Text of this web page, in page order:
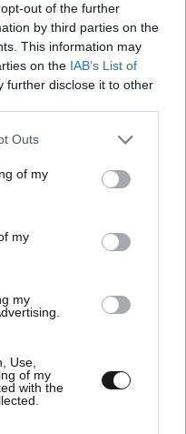
out of the further
by third parties on the
This information may
on the IAB’s List of
further disclose it to other
one or more Google
You may click to
its third-party tags to
in below Google
Outs
of my
my
my
Use,
of my
with the
15·01·2025 09:10